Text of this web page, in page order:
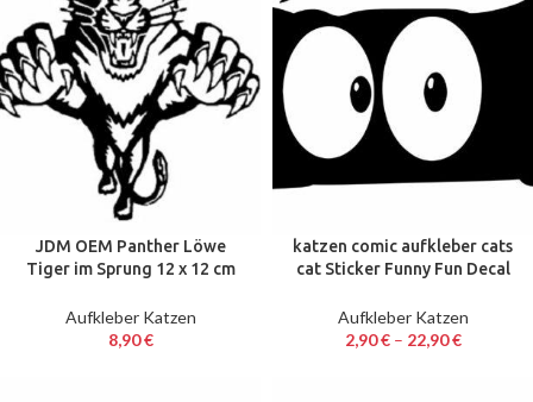
JDM OEM Panther Löwe
Tiger im Sprung 12 x 12 cm
Aufkleber Katzen
8,90€
katzen comic aufkleber cats
cat Sticker Funny Fun Decal
Aufkleber Katzen
2,90€– 22,90€